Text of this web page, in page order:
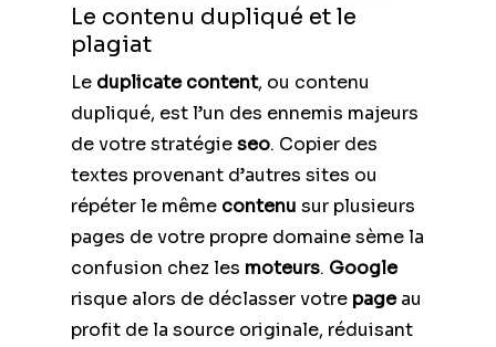
Le contenu dupliqué et le
plagiat
Le duplicate content, ou contenu
dupliqué, est l’un des ennemis majeurs
de votre stratégieseo. Copier des
textes provenant d’autres sites ou
répéter le même contenu sur plusieurs
pages de votre propre domaine sème la
confusion chez les moteurs. Google
risque alors de déclasser votre pageau
profit de la source originale, réduisant